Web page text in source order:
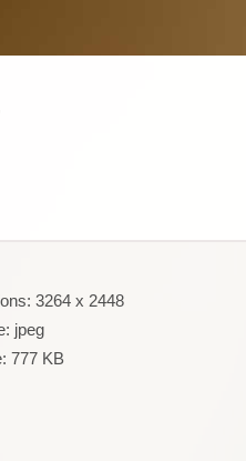
3264 x 2448
jpeg
777 KB